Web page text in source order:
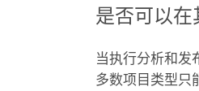
是否可以在
当执行分析和发
多数项目类型只